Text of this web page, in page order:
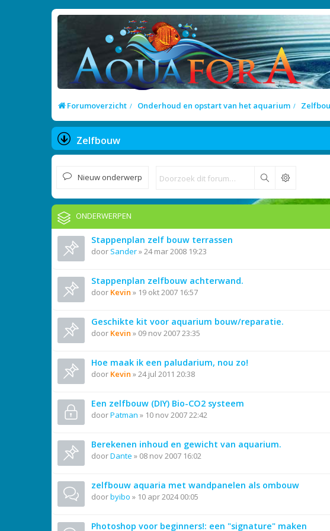
Forumoverzicht Onderhoud en opstart van het aquarium
Zelfbouw
Nieuw onderwerp Zoek
ONDERWERPEN
Stappenplan zelf bouw terrassen
door Sander»24 mar 2008 19:23
Stappenplan zelfbouw achterwand.
door Kevin » 19 okt 2007 16:57
Geschikte kit voor aquarium bouw/reparatie.
door Kevin » 09 nov 2007 23:35
Hoe maak ik een paludarium, nou zo!
door Kevin »24 jul 2011 20:38
Een zelfbouw (DIY) Bio-CO2 systeem
doorPatman » 10 nov 2007 22:42
Berekenen inhoud en gewicht van aquarium.
doorDante » 08 nov 2007 16:02
zelfbouw aquaria met wandpanelen als ombouw
doorbyibo » 10 apr 2024 00:05
Photoshop voor beginners!: een "signature" maken